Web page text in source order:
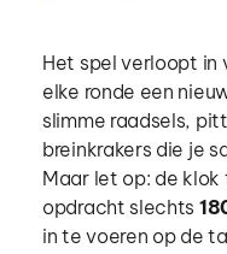
Het spel verloopt in
elke ronde een
slimme raadsels,
breinkrakers die je
Maar let op: de
opdracht slechts
in te voeren op de